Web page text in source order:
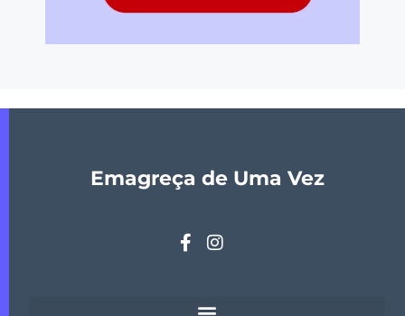
Emagreça de Uma Vez